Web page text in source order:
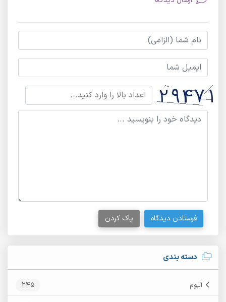
دسته بندی
آلبوم 245
فرستادن دیدگاه پاک کردن